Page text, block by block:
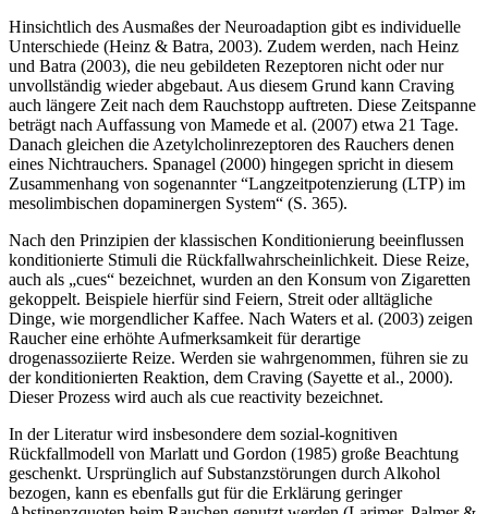
Hinsichtlich des Ausmaßes der Neuroadaption gibt es individuelle
Unterschiede (Heinz & Batra, 2003). Zudem werden, nach Heinz
und Batra (2003), die neu gebildeten Rezeptoren nicht oder nur
unvollständig wieder abgebaut. Aus diesem Grund kann Craving
auch längere Zeit nach dem Rauchstopp auftreten. Diese Zeitspanne
beträgt nach Auffassung von Mamede et al. (2007) etwa 21 Tage.
Danach gleichen die Azetylcholinrezeptoren des Rauchers denen
eines Nichtrauchers. Spanagel (2000) hingegen spricht in diesem
Zusammenhang von sogenannter “Langzeitpotenzierung (LTP) im
mesolimbischen dopaminergen System“ (S. 365).
Nach den Prinzipien der klassischen Konditionierung beeinflussen
konditionierte Stimuli die Rückfallwahrscheinlichkeit. Diese Reize,
auch als „cues“ bezeichnet, wurden an den Konsum von Zigaretten
gekoppelt. Beispiele hierfür sind Feiern, Streit oder alltägliche
Dinge, wie morgendlicher Kaffee. Nach Waters et al. (2003) zeigen
Raucher eine erhöhte Aufmerksamkeit für derartige
drogenassoziierte Reize. Werden sie wahrgenommen, führen sie zu
der konditionierten Reaktion, dem Craving (Sayette et al., 2000).
Dieser Prozess wird auch als cue reactivity bezeichnet.
In der Literatur wird insbesondere dem sozial-kognitiven
Rückfallmodell von Marlatt und Gordon (1985) große Beachtung
geschenkt. Ursprünglich auf Substanzstörungen durch Alkohol
bezogen, kann es ebenfalls gut für die Erklärung geringer